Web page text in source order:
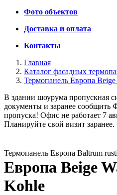
Фото объектов
Доставка и оплата
Контакты
Главная
Каталог фасадных
Термопанель Европа
В здании шоурума пропускная
документы и заранее сообщить
пропуска! Офис не работает 7
Планируйте свой визит заранее.
Термопанель Европа Baltrum
Европа Beige
Kohle